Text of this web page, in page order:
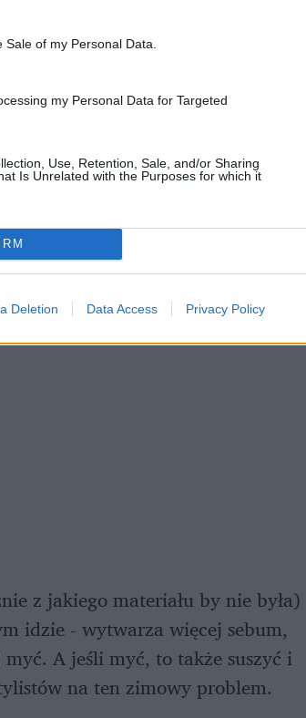
of my Personal Data.
my Personal Data for Targeted
Use, Retention, Sale, and/or Sharing
Is Unrelated with the Purposes for which it
Deletion Data Access Privacy Policy
z jakiego materiału by nie była)
idzie - wytwarza więcej sebum,
A jeśli myć, to także suszyć i
na ten zimowy problem.